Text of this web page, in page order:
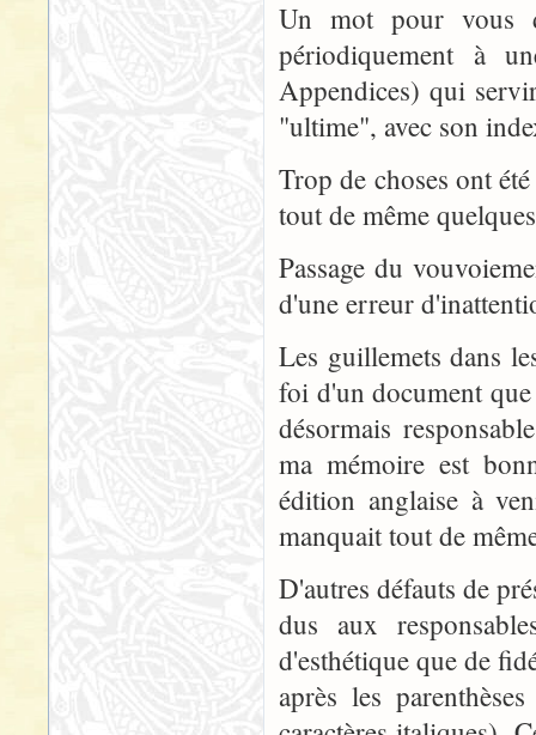
Un mot pour vous
périodiquement à
Appendices) qui
"ultime", avec son
Trop de choses ont
tout de même
Passage du
d'une erreur
Les guillemets dans
foi d'un document que
désormais
ma mémoire est
édition anglaise à
manquait tout de
D'autres défauts de
dus aux
d'esthétique que de
après les